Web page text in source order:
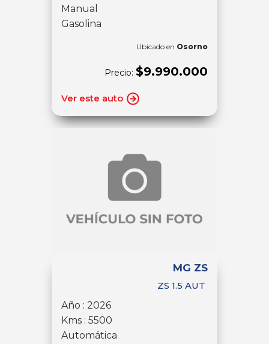
Manual
Gasolina
Ubicado en Osorno
Precio: $9.990.000
Ver este auto
MG ZS
ZS 1.5 AUT
Año : 2026
Kms : 5500
Automática